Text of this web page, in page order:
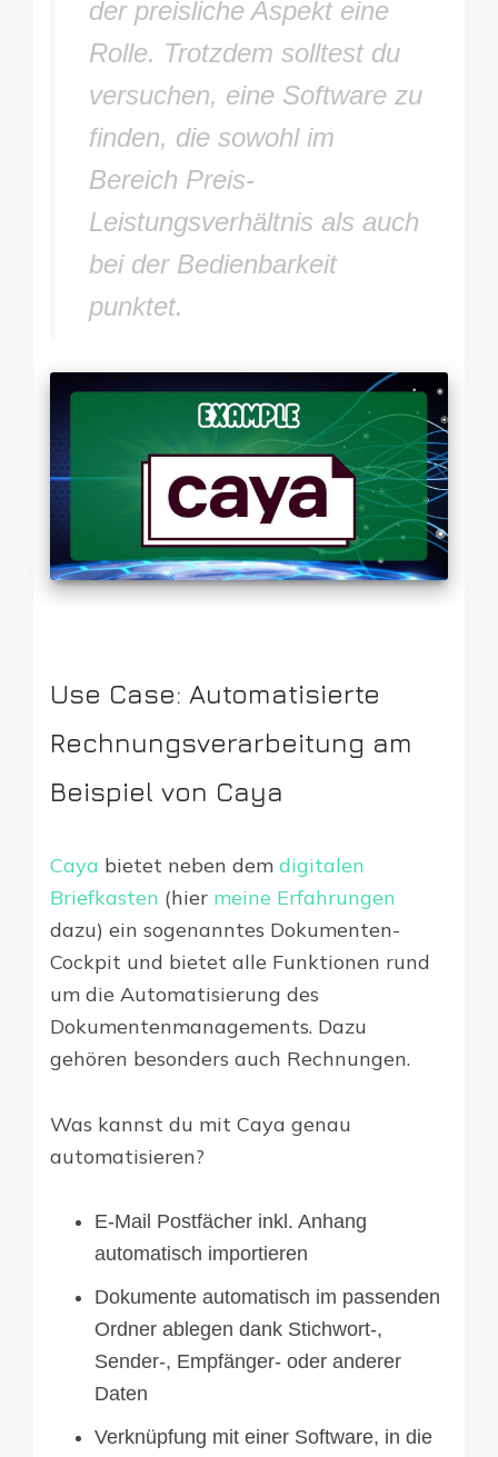
der preisliche Aspekt eine
Rolle. Trotzdem solltest du
versuchen, eine Software zu
finden, die sowohl im
Bereich Preis-
Leistungsverhältnis als auch
bei der Bedienbarkeit
punktet.
Use Case: Automatisierte
Rechnungsverarbeitung am
Beispiel von Caya
Caya bietet neben dem digitalen
Briefkasten (hier meine Erfahrungen
dazu) ein sogenanntes Dokumenten-
Cockpit und bietet alle Funktionen rund
um die Automatisierung des
Dokumentenmanagements. Dazu
gehören besonders auch Rechnungen.
Was kannst du mit Caya genau
automatisieren?
E-Mail Postfächer inkl. Anhang
automatisch importieren
Dokumente automatisch im passenden
Ordner ablegen dank Stichwort-,
Sender-, Empfänger- oder anderer
Daten
Verknüpfung mit einer Software, in die